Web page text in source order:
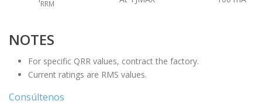
RRM
NOTES
For specific QRR values, contract the factory.
Current ratings are RMS values.
Consúltenos